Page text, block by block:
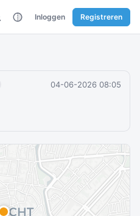
Inloggen Registreren
04-06-2026 08:05